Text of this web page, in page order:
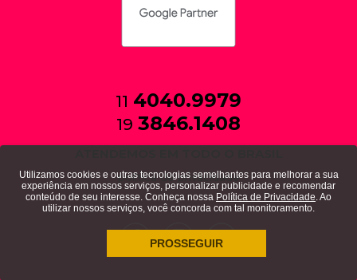
11 4040.9979
19 3846.1408
política de privacidade
Utilizamos cookies e outras tecnologias semelhantes para melhorar a sua
experiência em nossos serviços, personalizar publicidade e recomendar
conteúdo de seu interesse. Conheça nossa Política de Privacidade. Ao
utilizar nossos serviços, você concorda com tal monitoramento.
PROSSEGUIR